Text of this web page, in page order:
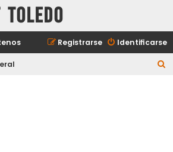
Toledo
Identificarse
Registrarse